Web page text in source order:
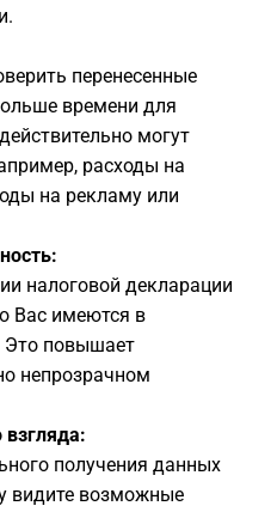
перенесенные
времени для
могут
расходы на
на рекламу или
налоговой декларации
Вас имеются в
Это повышает
непрозрачном
взгляда:
получения данных
видите возможные